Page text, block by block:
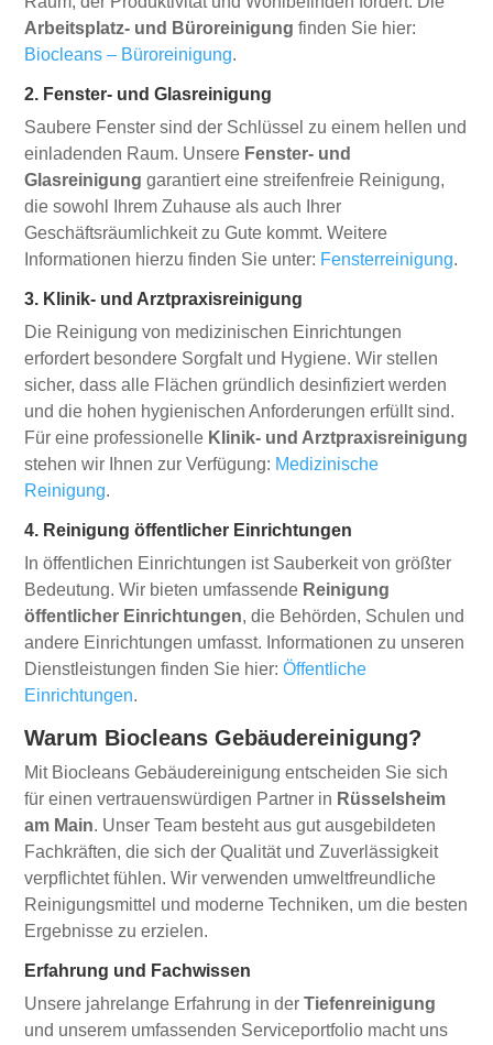
Arbeitsplatz- und Büroreinigung finden Sie hier:
Biocleans – Büroreinigung.
2. Fenster- und Glasreinigung
Saubere Fenster sind der Schlüssel zu einem hellen und
einladenden Raum. Unsere Fenster- und
Glasreinigung garantiert eine streifenfreie Reinigung,
die sowohl Ihrem Zuhause als auch Ihrer
Geschäftsräumlichkeit zu Gute kommt. Weitere
Informationen hierzu finden Sie unter: Fensterreinigung.
3. Klinik- und Arztpraxisreinigung
Die Reinigung von medizinischen Einrichtungen
erfordert besondere Sorgfalt und Hygiene. Wir stellen
sicher, dass alle Flächen gründlich desinfiziert werden
und die hohen hygienischen Anforderungen erfüllt sind.
Für eine professionelle Klinik- und Arztpraxisreinigung
stehen wir Ihnen zur Verfügung: Medizinische
Reinigung.
4. Reinigung öffentlicher Einrichtungen
In öffentlichen Einrichtungen ist Sauberkeit von größter
Bedeutung. Wir bieten umfassende Reinigung
öffentlicher Einrichtungen, die Behörden, Schulen und
andere Einrichtungen umfasst. Informationen zu unseren
Dienstleistungen finden Sie hier:Öffentliche
Einrichtungen.
Warum Biocleans Gebäudereinigung?
Mit Biocleans Gebäudereinigung entscheiden Sie sich
für einen vertrauenswürdigen Partner in Rüsselsheim
am Main. Unser Team besteht aus gut ausgebildeten
Fachkräften, die sich der Qualität und Zuverlässigkeit
verpflichtet fühlen. Wir verwenden umweltfreundliche
Reinigungsmittel und moderne Techniken, um die besten
Ergebnisse zu erzielen.
Erfahrung und Fachwissen
Unsere jahrelange Erfahrung in derTiefenreinigung
und unserem umfassenden Serviceportfolio macht uns